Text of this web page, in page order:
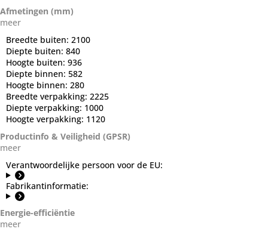
Afmetingen (mm)
meer
Breedte buiten: 2100
Diepte buiten: 840
Hoogte buiten: 936
Diepte binnen: 582
Hoogte binnen: 280
Breedte verpakking: 2225
Diepte verpakking: 1000
Hoogte verpakking: 1120
Productinfo & Veiligheid (GPSR)
meer
Verantwoordelijke persoon voor de EU:
Fabrikantinformatie:
Energie-efficiëntie
meer